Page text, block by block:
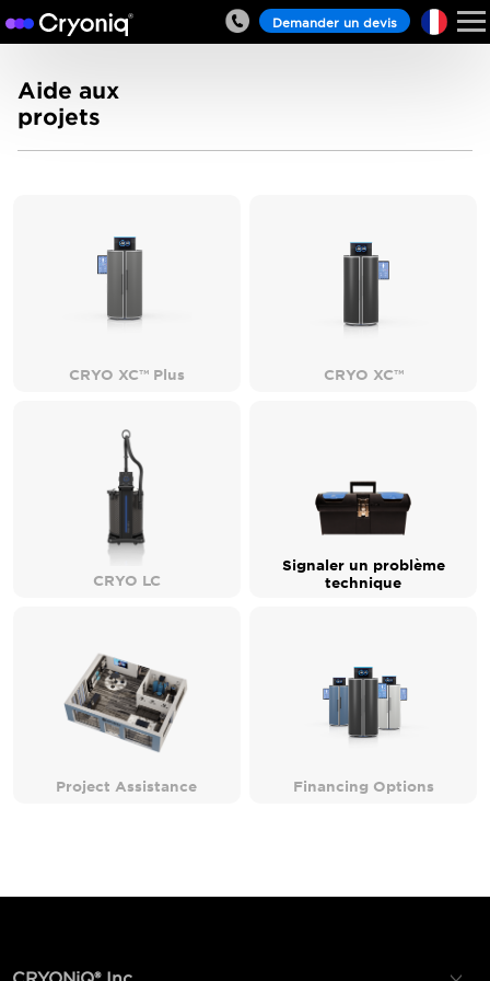
Demander un devis
Aide aux
projets
CRYO XC™ Plus CRYO XC™
CRYO LC
Signaler un problème
technique
Project Assistance Financing Options